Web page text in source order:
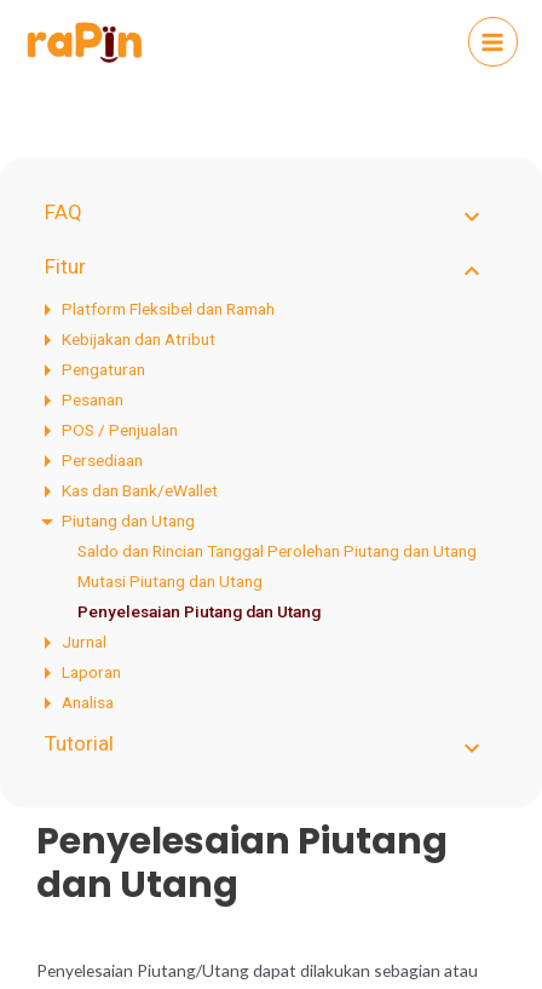
FAQ
Fitur
Platform Fleksibel dan Ramah
Kebijakan dan Atribut
Pengaturan
Pesanan
POS / Penjualan
Persediaan
Kas dan Bank/eWallet
Piutang dan Utang
Saldo dan Rincian Tanggal Perolehan Piutang dan Utang
Mutasi Piutang dan Utang
Penyelesaian Piutang dan Utang
Jurnal
Laporan
Analisa
Tutorial
Penyelesaian Piutang
dan Utang
Penyelesaian Piutang/Utang dapat dilakukan sebagian atau